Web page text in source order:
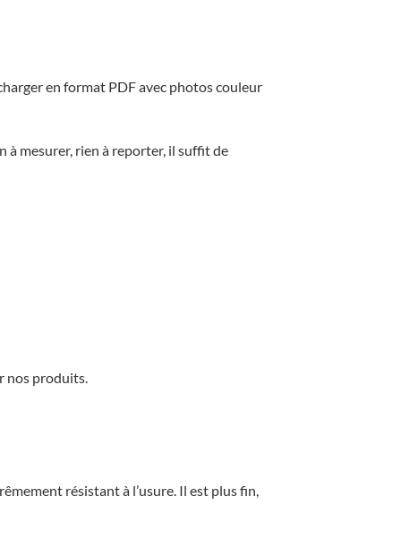
en format PDF avec photos couleur
à mesurer, rien à reporter, il suffit de
nos produits.
résistant à l’usure. Il est plus fin,